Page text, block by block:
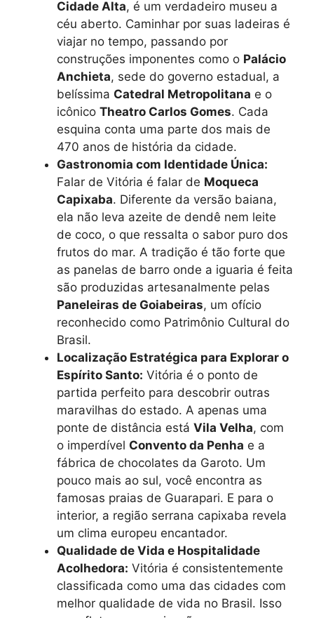
Cidade Alta, é um verdadeiro museu a
céu aberto. Caminhar por suas ladeiras é
viajar no tempo, passando por
construções imponentes como o Palácio
Anchieta, sede do governo estadual, a
belíssima Catedral Metropolitana e o
icônico Theatro Carlos Gomes. Cada
esquina conta uma parte dos mais de
470 anos de história da cidade.
Gastronomia com Identidade Única:
Falar de Vitória é falar de Moqueca
Capixaba. Diferente da versão baiana,
ela não leva azeite de dendê nem leite
de coco, o que ressalta o sabor puro dos
frutos do mar. A tradição é tão forte que
as panelas de barro onde a iguaria é feita
são produzidas artesanalmente pelas
Paneleiras de Goiabeiras, um ofício
reconhecido como Patrimônio Cultural do
Brasil.
Localização Estratégica para Explorar o
Espírito Santo: Vitória é o ponto de
partida perfeito para descobrir outras
maravilhas do estado. A apenas uma
ponte de distância está Vila Velha, com
o imperdível Convento da Penha e a
fábrica de chocolates da Garoto. Um
pouco mais ao sul, você encontra as
famosas praias de Guarapari. E para o
interior, a região serrana capixaba revela
um clima europeu encantador.
Qualidade de Vida e Hospitalidade
Acolhedora: Vitória é consistentemente
classificada como uma das cidades com
melhor qualidade de vida no Brasil. Isso